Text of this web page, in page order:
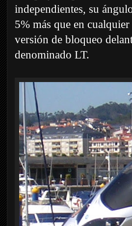
independientes, su
5% más que en
versión de bloqueo
denominado LT.